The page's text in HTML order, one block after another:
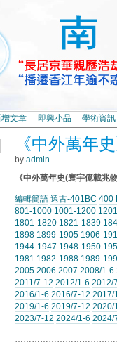
增文章 即興小品 學術資訊
《中外萬年
by admin
《中外萬年史(寰宇億載兆
編輯簡語 遠古-401BC 400
801-1000 1001-1200
1801-1820 1821-1839
1898 1899-1905 1906-
1944-1947 1948-1950
1981 1982-1988 1989-
2005 2006 2007 2008/1-6
2011/7-12 2012/1-6 2012/
2016/1-6 2016/7-12 2017/
2019/1-6 2019/7-12 2020/
2023/7-12 2024/1-6 2024/